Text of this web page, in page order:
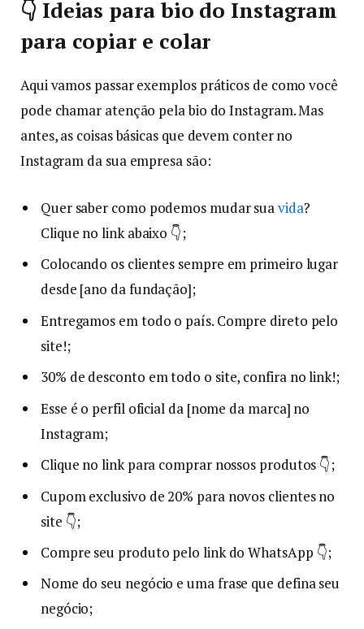
👇 Ideias para bio do Instagram
para copiar e colar
Aqui vamos passar exemplos práticos de como você
pode chamar atenção pela bio do Instagram. Mas
antes, as coisas básicas que devem conter no
Instagram da sua empresa são:
Quer saber como podemos mudar suavida?
Clique no link abaixo 👇;
Colocando os clientes sempre em primeiro lugar
desde [ano da fundação];
Entregamos em todo o país. Compre direto pelo
site!;
30% de desconto em todo o site, confira no link!;
Esse é o perfil oficial da [nome da marca] no
Instagram;
Clique no link para comprar nossos produtos 👇;
Cupom exclusivo de 20% para novos clientes no
site 👇;
Compre seu produto pelo link do WhatsApp 👇;
Nome do seu negócio e uma frase que defina seu
negócio;